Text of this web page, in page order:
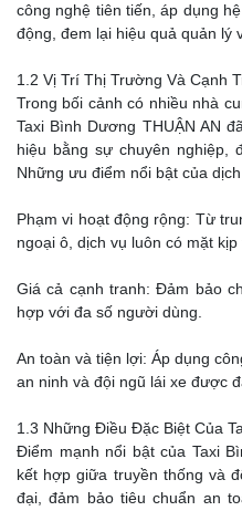
công nghệ tiên tiến, áp dụng
động, đem lại hiệu quả quản lý
1.2 Vị Trí Thị Trường Và Cạnh
Trong bối cảnh có nhiều nhà
Taxi Bình Dương THUẬN AN
hiệu bằng sự chuyên nghiệp,
Những ưu điểm nổi bật của
Phạm vi hoạt động rộng: Từ
ngoại ô, dịch vụ luôn có mặt kịp
Giá cả cạnh tranh: Đảm bảo
hợp với đa số người dùng.
An toàn và tiện lợi: Áp dụng
an ninh và đội ngũ lái xe được
1.3 Những Điều Đặc Biệt Của
Điểm mạnh nổi bật của Taxi
kết hợp giữa truyền thống và
đại, đảm bảo tiêu chuẩn an